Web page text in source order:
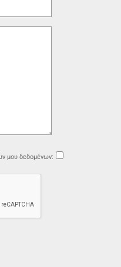
μου δεδομένων: